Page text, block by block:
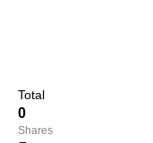
Total
0
Shares